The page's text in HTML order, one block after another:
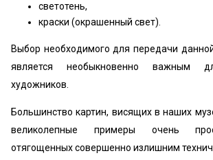
светотень,
краски (окрашенный свет).
Выбор необходимого для передачи
является необыкновенно важным
художников.
Большинство картин, висящих в наших
великолепные примеры очень
отягощенных совершенно излишним